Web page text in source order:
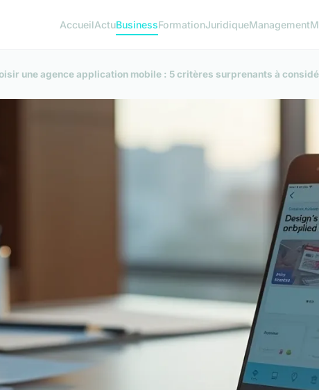
AccueilActuBusinessFormationJuridiqueManagement
une agence application mobile : 5 critères surprenants à